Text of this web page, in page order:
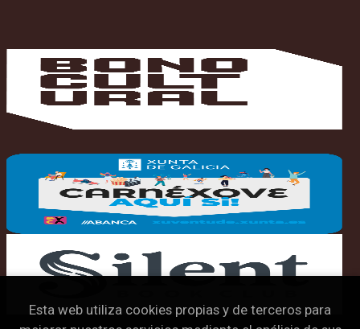
Esta web utiliza cookies propias y de terceros para